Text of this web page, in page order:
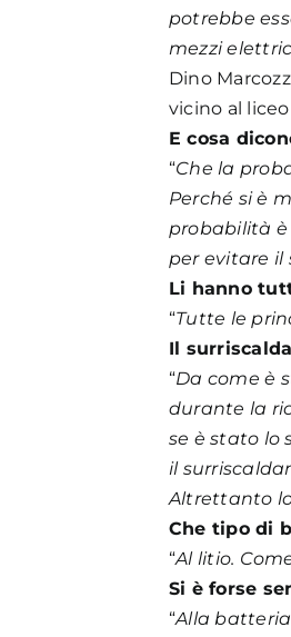
potrebbe
mezzi
Dino
vicino al
E cosa
“Che la
Perché si è
probabilità è
per evitare il
Li hanno
“Tutte le
Il
“Da come è
durante la
se è stato lo
il
Altrettanto
Che tipo di
“Al litio.
Si è forse
“Alla